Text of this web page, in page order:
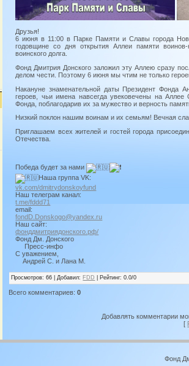
Друзья!
6 июня в 11:00 в Парке Памяти и Славы города
годовщине со дня открытия Аллеи памяти
воинского долга.
Фонд Дмитрия Донского заложил эту Аллею сразу
делом чести. Поэтому 6 июня мы чтим не только
Накануне знаменательной даты Президент Фонда
героев, чьи имена навсегда увековечены на
Фонда, поблагодарив их за мужество и верность
Низкий поклон нашим воинам и их семьям! Вечная
Приглашаем всех жителей и гостей города
Отечества.
Победа будет за нами
Наша группа VK:
vk.com/dmitrydonskoyfund
Наш телеграм канал:
t.me/fddd71
email:
fondD.Donskogo@yandex.ru
Наш сайт:
фонддмитриядонского.рф/
Фонд Дм. Донского
Пресс-инфо
С уважением,
Андрей С. и Лана М.
Просмотров: 66 | Добавил: FDD Рейтинг:0.0/0
Всего комментариев:0
Добавлять комментарии
[
Фонд